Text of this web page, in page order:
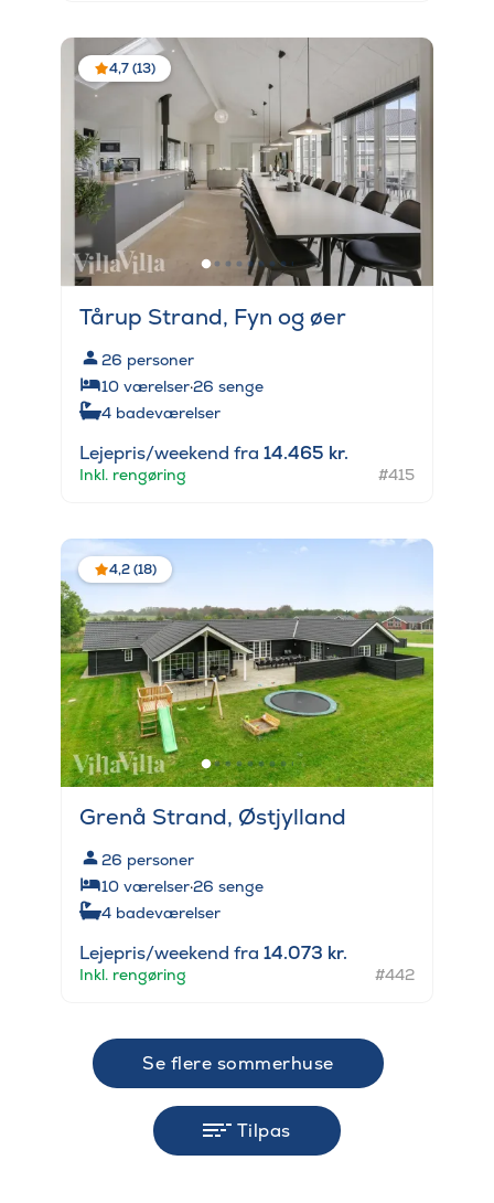
4,7 (13)
Tårup Strand, Fyn og øer
26 personer
10 værelser·26 senge
4 badeværelser
Lejepris/weekend fra 14.465 kr.
Inkl. rengøring #415
4,2 (18)
Grenå Strand, Østjylland
26 personer
10 værelser·26 senge
4 badeværelser
Lejepris/weekend fra 14.073 kr.
Inkl. rengøring #442
Se flere sommerhuse
Tilpas